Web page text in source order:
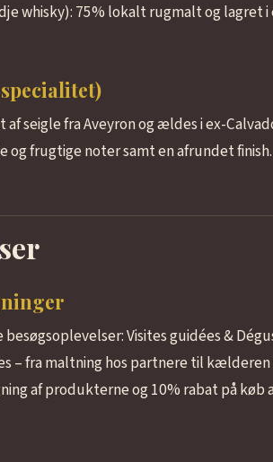
whisky): 75% lokalt rugmalt og lagret i
seigle fra Aveyron og ældes i ex-
frugtige noter samt en afrundet finish.
Visites guidées &
– fra maltning hos partnere til kælderen
af produkterne og 10% rabat på køb